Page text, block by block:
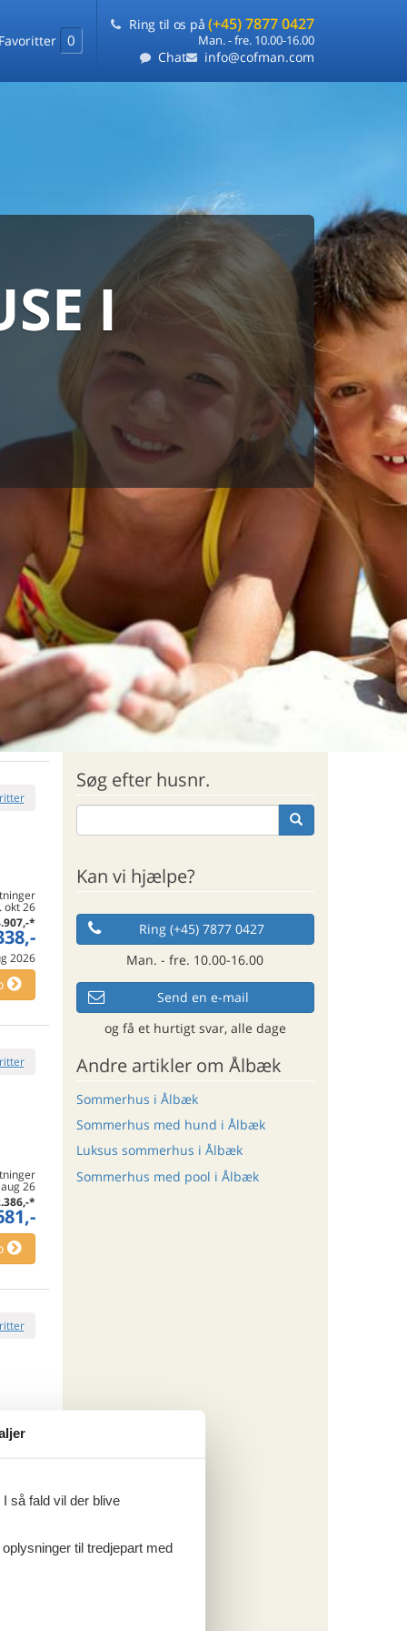
Favoritter 0
Ring til os på (+45) 7877 0427
Man. - fre. 10.00-16.00
Chat info@cofman.com
I
laveste pris
ét sted
okt 26
*
2026
26
*
Søg efter husnr.
Kan vi hjælpe?
Ring (+45) 7877 0427
Man. - fre. 10.00-16.00
Send en e-mail
og få et hurtigt svar, alle dage
Andre artikler om Ålbæk
Sommerhus i Ålbæk
Sommerhus med hund i Ålbæk
Luksus sommerhus i Ålbæk
Sommerhus med pool i Ålbæk
så fald vil der blive
til tredjepart med